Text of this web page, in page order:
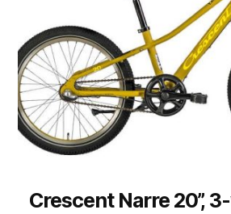
Crescent Narre 20”,